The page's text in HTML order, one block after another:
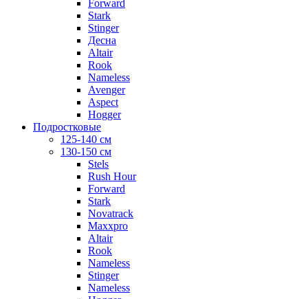
Forward
Stark
Stinger
Десна
Altair
Rook
Nameless
Avenger
Aspect
Hogger
Подростковые
125-140 см
130-150 см
Stels
Rush Hour
Forward
Stark
Novatrack
Maxxpro
Altair
Rook
Nameless
Stinger
Nameless